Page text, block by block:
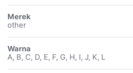
Merek
other
Warna
A, B, C, D, E, F, G, H, I, J, K, L